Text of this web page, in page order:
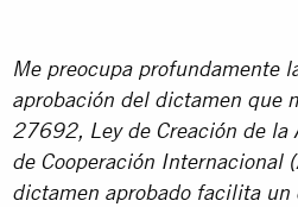
Me preocupa profundamente
aprobación del dictamen que
27692, Ley de Creación de la
de Cooperación Internacional
dictamen aprobado facilita un